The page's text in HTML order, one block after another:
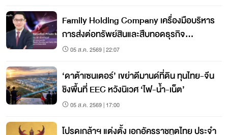
Family Holding Company เครื่องมือบริหาร
การส่งต่อทรัพย์สินและสืบทอดธุรกิจ
ครอบครัว
05 ส.ค. 2569 | 22:07
‘ดาต้าเซนเตอร์’ เขย่าดีมานด์ที่ดิน ทุนไทย-จีน
ชิงพื้นที่ EEC หวังนิเวศ ‘ไฟ-น้ำ-เน็ต’
05 ส.ค. 2569 | 17:00
โปรดเกล้าฯ แต่งตั้ง เอกอัครราชทูตไทย ประจำ